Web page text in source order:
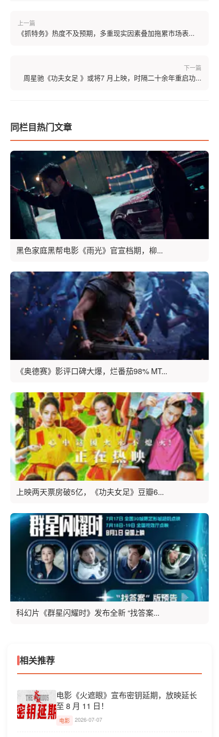
上一篇
《抓特务》热度不及预期，多重现实因素叠加拖累市场表...
下一篇
周星驰《功夫女足 》或将7 月上映，时隔二十余年重启功...
同栏目热门文章
黑色家庭黑帮电影《雨光》官宣档期，柳...
《奥德赛》影评口碑大爆，烂番茄98% MT...
上映两天票房破5亿，《功夫女足》豆瓣6...
科幻片《群星闪耀时》发布全新 “找答案...
相关推荐
电影《火遮眼》宣布密钥延期，放映延长
至 8 月 11 日！
电影 2026-07-07